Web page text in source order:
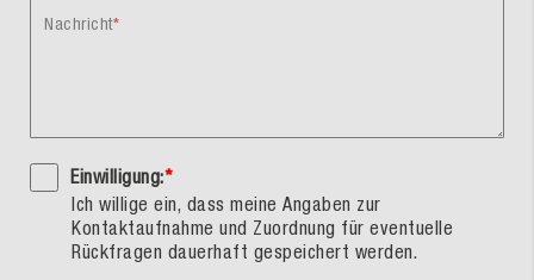
Nachricht
Einwilligung:*
Ich willige ein, dass meine Angaben zur
Kontaktaufnahme und Zuordnung für eventuelle
Rückfragen dauerhaft gespeichert werden.